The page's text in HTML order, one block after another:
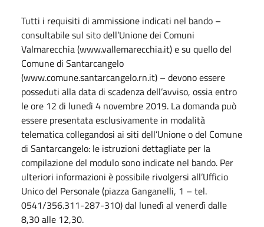
Tutti i requisiti di ammissione indicati nel bando –
consultabile sul sito dell’Unione dei Comuni
Valmarecchia (www.vallemarecchia.it) e su quello del
Comune di Santarcangelo
(www.comune.santarcangelo.rn.it) – devono essere
posseduti alla data di scadenza dell’avviso, ossia entro
le ore 12 di lunedì 4 novembre 2019. La domanda può
essere presentata esclusivamente in modalità
telematica collegandosi ai siti dell’Unione o del Comune
di Santarcangelo: le istruzioni dettagliate per la
compilazione del modulo sono indicate nel bando. Per
ulteriori informazioni è possibile rivolgersi all’Ufficio
Unico del Personale (piazza Ganganelli, 1 – tel.
0541/356.311-287-310) dal lunedì al venerdì dalle
8,30 alle 12,30.